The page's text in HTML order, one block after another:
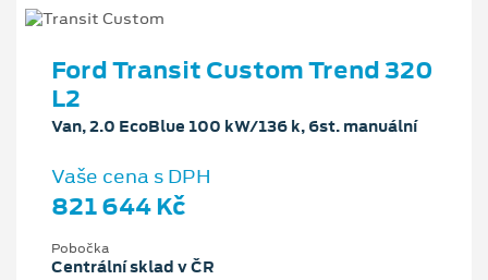
Ford Transit Custom Trend 320
L2
Van, 2.0 EcoBlue 100 kW/136 k, 6st. manuální
Vaše cena s DPH
821 644 Kč
Pobočka
Centrální sklad v ČR